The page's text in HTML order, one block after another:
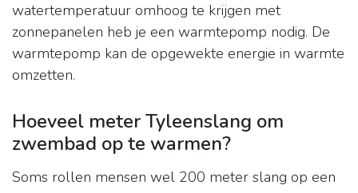
watertemperatuur omhoog te krijgen met
zonnepanelen heb je een warmtepomp nodig. De
warmtepomp kan de opgewekte energie in warmte
omzetten.
Hoeveel meter Tyleenslang om
zwembad op te warmen?
Soms rollen mensen wel 200 meter slang op een